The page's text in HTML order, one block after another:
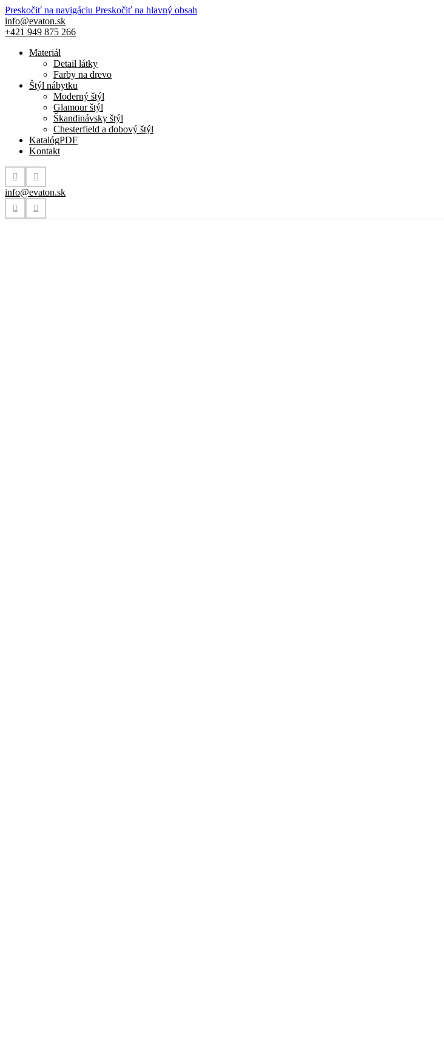
Preskočiť na navigáciu Preskočiť na hlavný obsah
info@evaton.sk
+421 949 875 266
Materiál
Detail látky
Farby na drevo
Štýl nábytku
Moderný štýl
Glamour štýl
Škandinávsky štýl
Chesterfield a dobový štýl
KatalógPDF
Kontakt
info@evaton.sk